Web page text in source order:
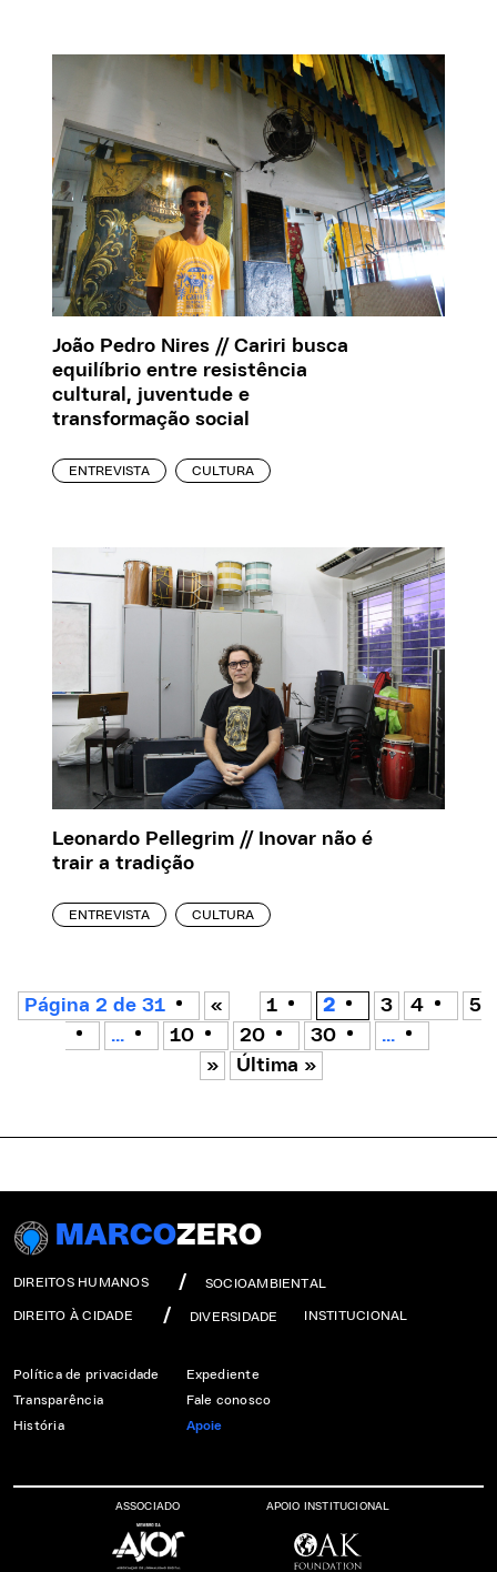
João Pedro Nires // Cariri busca
equilíbrio entre resistência
cultural, juventude e
transformação social
ENTREVISTA CULTURA
Leonardo Pellegrim // Inovar não é
trair a tradição
ENTREVISTA CULTURA
Página 2 de 31 « 1 2 3 4
5
...
10 20 30
...
»
Última »
MARCOZERO
DIREITOS HUMANOS SOCIOAMBIENTAL
DIREITO À CIDADE DIVERSIDADE INSTITUCIONAL
Política de privacidade
Transparência
História
Expediente
Fale conosco
Apoie
ASSOCIADO APOIO INSTITUCIONAL